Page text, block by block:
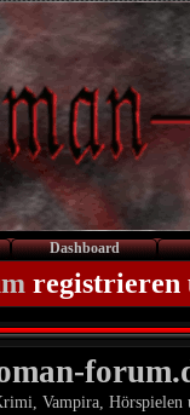
Dashboard
registrieren
Vampira, Hörspielen